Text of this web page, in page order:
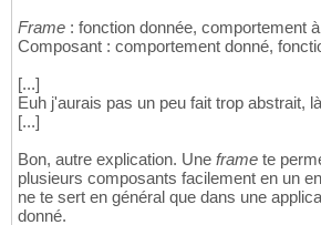
Frame : fonction donnée, comportement
Composant : comportement donné,
[...]
Euh j'aurais pas un peu fait trop abstrait,
[...]
Bon, autre explication. Une frame te
plusieurs composants facilement en un
ne te sert en général que dans une
donné.